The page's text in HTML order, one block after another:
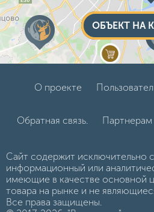
ОБЪЕКТ НА
О проекте
Обратная связь. Партнерам
Сайт содержит исключительно
информационный или
имеющие в качестве основной
товара на рынке и не
Все права защищены.